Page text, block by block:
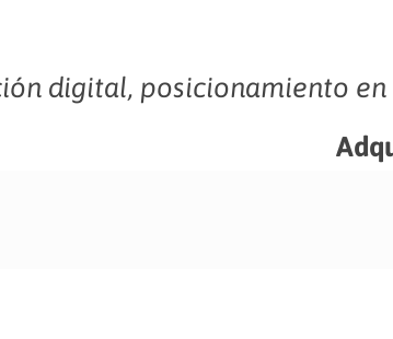
digital, posicionamiento